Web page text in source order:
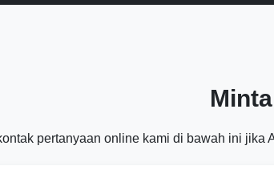
pertanyaan online kami di bawah ini